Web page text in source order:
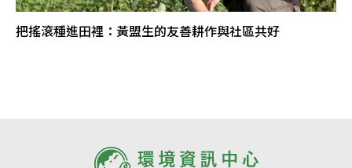
把搖滾種進田裡：黃盟生的友善耕作與社區共好